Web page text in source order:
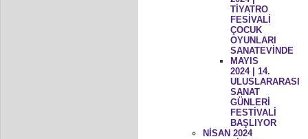
TİYATRO
FESİVALİ
ÇOCUK
OYUNLARI
SANATEVİNDE
MAYIS
2024 | 14.
ULUSLARARASI
SANAT
GÜNLERİ
FESTİVALİ
BAŞLIYOR
NİSAN 2024